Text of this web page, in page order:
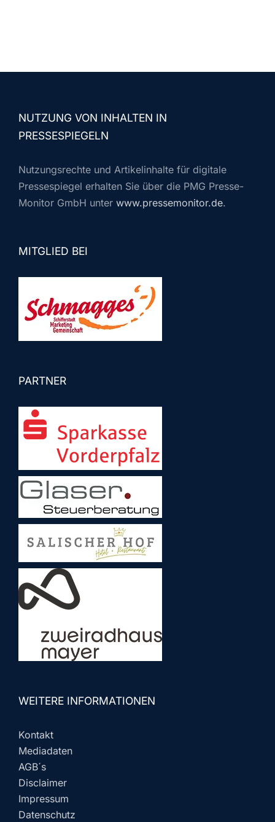
NUTZUNG VON INHALTEN IN
PRESSESPIEGELN
Nutzungsrechte und Artikelinhalte für digitale
Pressespiegel erhalten Sie über die PMG Presse-
Monitor GmbH unter www.pressemonitor.de.
MITGLIED BEI
PARTNER
WEITERE INFORMATIONEN
Kontakt
Mediadaten
AGB´s
Disclaimer
Impressum
Datenschutz